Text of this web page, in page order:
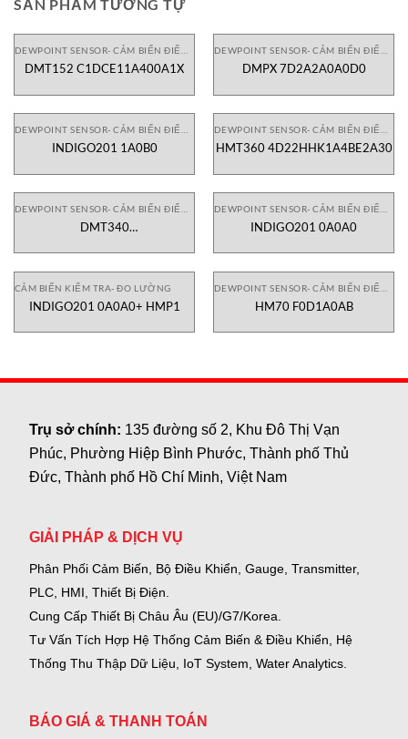
SẢN PHẨM TƯƠNG TỰ
DMT152 C1DCE11A400A1X DMPX 7D2A2A0A0D0
INDIGO201 1A0B0 HMT360 4D22HHK1A4BE2A30
DMT340
INDIGO201 0A0A0
CẢM BIẾN KIỂM TRA- ĐO LƯỜNG
INDIGO201 0A0A0+ HMP1 HM70 F0D1A0AB
Trụ sở chính: 135 đường số 2, Khu Đô Thị Vạn
Phúc, Phường Hiệp Bình Phước, Thành phố Thủ
Đức, Thành phố Hồ Chí Minh, Việt Nam
GIẢI PHÁP & DỊCH VỤ
Phân Phối Cảm Biến, Bộ Điều Khiển, Gauge, Transmitter,
PLC, HMI, Thiết Bị Điện.
Cung Cấp Thiết Bị Châu Âu (EU)/G7/Korea.
Tư Vấn Tích Hợp Hệ Thống Cảm Biến & Điều Khiển, Hệ
Thống Thu Thập Dữ Liệu, IoT System, Water Analytics.
BÁO GIÁ & THANH TOÁN